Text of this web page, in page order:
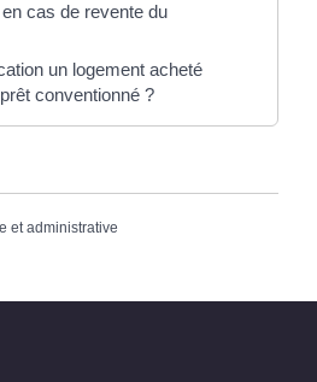
cas de revente du
un logement acheté
conventionné ?
et administrative